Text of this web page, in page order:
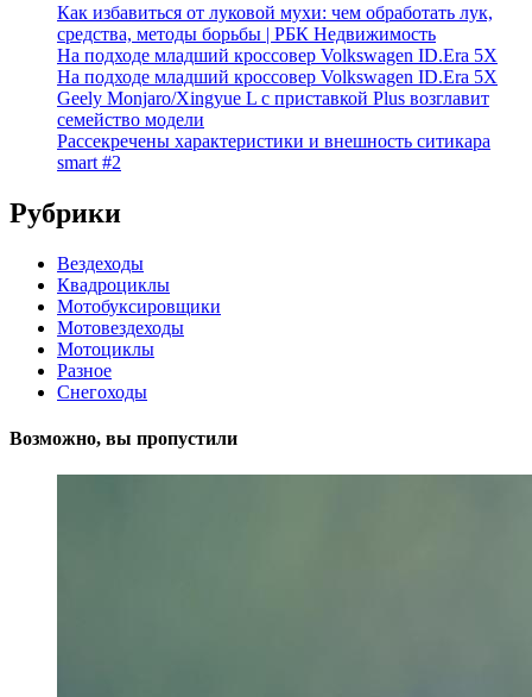
Как избавиться от луковой мухи: чем обработать лук,
средства, методы борьбы | РБК Недвижимость
На подходе младший кроссовер Volkswagen ID.Era 5X
На подходе младший кроссовер Volkswagen ID.Era 5X
Geely Monjaro/Xingyue L с приставкой Plus возглавит
семейство модели
Рассекречены характеристики и внешность ситикара
smart #2
Рубрики
Вездеходы
Квадроциклы
Мотобуксировщики
Мотовездеходы
Мотоциклы
Разное
Снегоходы
Возможно, вы пропустили